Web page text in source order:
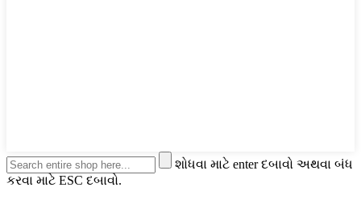
શોધવા માટે enter દબાવો અથવા બંધ
કરવા માટે ESC દબાવો.